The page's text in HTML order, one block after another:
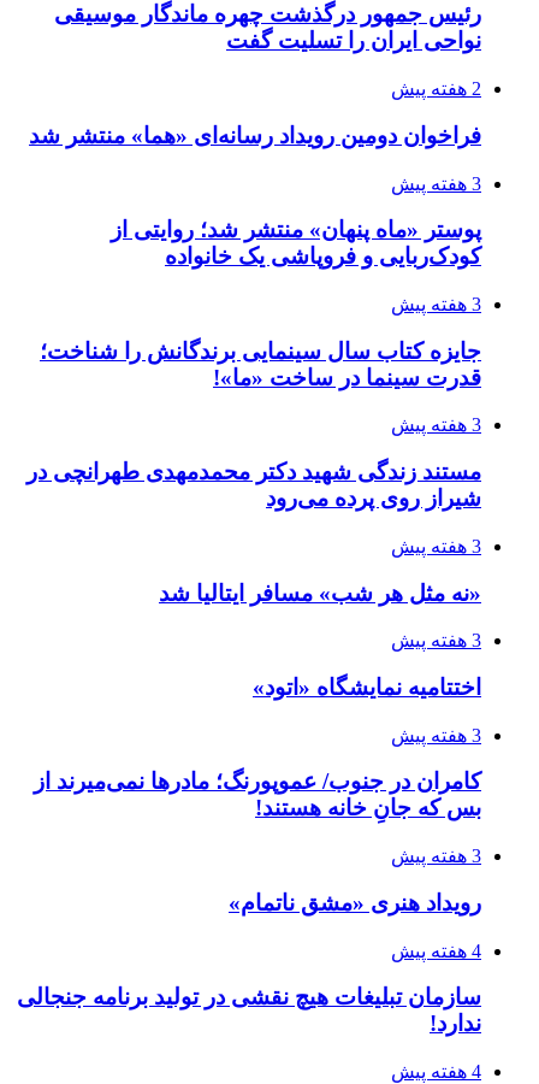
رئیس جمهور درگذشت چهره ماندگار موسیقی
نواحی ایران را تسلیت گفت
2 هفته پیش
فراخوان دومین رویداد رسانه‌ای «هما» منتشر شد
3 هفته پیش
پوستر «ماه پنهان» منتشر شد؛ روایتی از
کودک‌ربایی و فروپاشی یک خانواده
3 هفته پیش
جایزه کتاب سال سینمایی برندگانش را شناخت؛
قدرت سینما در ساخت «ما»!
3 هفته پیش
مستند زندگی شهید دکتر محمدمهدی طهرانچی در
شیراز روی پرده می‌رود
3 هفته پیش
«نه مثل هر شب» مسافر ایتالیا شد
3 هفته پیش
اختتامیه نمایشگاه «اتود»
3 هفته پیش
کامران در جنوب/ عموپورنگ؛ مادرها نمی‌میرند از
بس که جانِ خانه هستند!
3 هفته پیش
رویداد هنری «مشق ناتمام»
4 هفته پیش
سازمان تبلیغات هیچ نقشی در تولید برنامه جنجالی
ندارد!
4 هفته پیش